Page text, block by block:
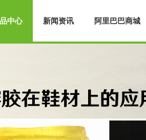
中心 新闻资讯 阿里巴巴商城